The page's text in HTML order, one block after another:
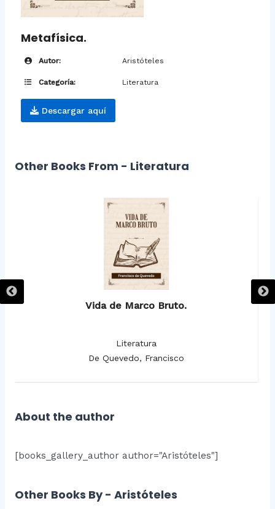
Metafísica.
Autor: Aristóteles
Categoría: Literatura
Descargar aquí
Other Books From - Literatura
Vida de Marco Bruto.
Literatura
De Quevedo, Francisco
About the author
[books_gallery_author author="Aristóteles"]
Other Books By - Aristóteles